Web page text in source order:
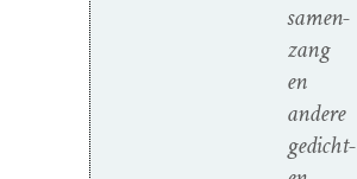
samen­
zang
en
andere
gedicht­